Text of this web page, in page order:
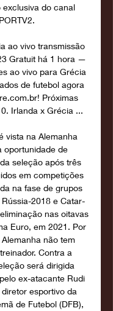
exclusiva do canal
ao vivo transmissão
Gratuit há 1 hora —
ao vivo para Grécia
de futebol agora
Próximas
Irlanda x Grécia ...
vista na Alemanha
oportunidade de
seleção após três
em competições
na fase de grupos
2018 e Catar-
nas oitavas
Euro, em 2021. Por
não tem
Contra a
será dirigida
ex-atacante Rudi
esportivo da
de Futebol (DFB),